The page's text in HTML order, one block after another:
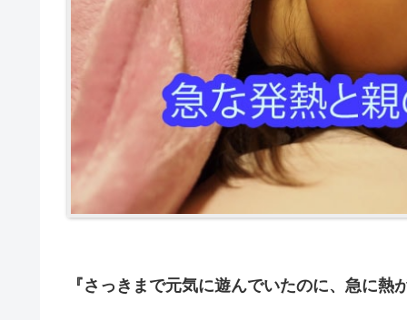
『さっきまで元気に遊んでいたのに、急に熱